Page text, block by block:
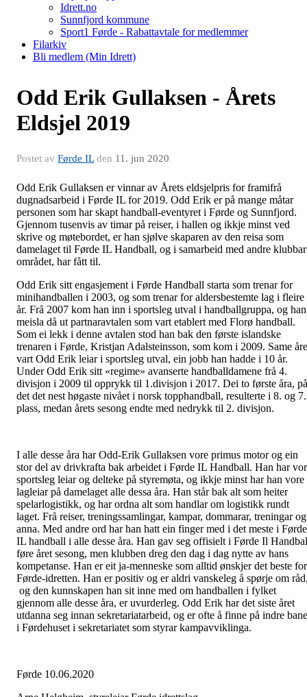
Idrett.no
Sunnfjord kommune
Sport1 Førde - Rabattavtale for medlemmer
Filarkiv
Bli medlem (Min Idrett)
Odd Erik Gullaksen - Årets
Eldsjel 2019
Postet av Førde ILden 11. jun 2020
Odd Erik Gullaksen er vinnar av Årets eldsjelpris for framifrå
dugnadsarbeid i Førde IL for 2019. Odd Erik er på mange måtar
personen som har skapt handball-eventyret i Førde og Sunnfjord.
Gjennom tusenvis av timar på reiser, i hallen og ikkje minst ved
skrive og møtebordet, er han sjølve skaparen av den reisa som
damelaget til Førde IL Handball, og i samarbeid med andre
området, har fått til.
Odd Erik sitt engasjement i Førde Handball starta som trenar for
minihandballen i 2003, og som trenar for aldersbestemte lag i fleire
år. Frå 2007 kom han inn i sportsleg utval i handballgruppa, og han
meisla då ut partnaravtalen som vart etablert med Florø handball.
Som ei lekk i denne avtalen stod han bak den første islandske
trenaren i Førde, Kristjan Adalsteinsson, som kom i 2009. Same
vart Odd Erik leiar i sportsleg utval, ein jobb han hadde i 10 år.
Under Odd Erik sitt «regime» avanserte handballdamene frå 4.
divisjon i 2009 til opprykk til 1.divisjon i 2017. Dei to første åra, på
det det nest høgaste nivået i norsk topphandball, resulterte i 8. og 7.
plass, medan årets sesong endte med nedrykk til 2. divisjon.
I alle desse åra har Odd-Erik Gullaksen vore primus motor og ein
stor del av drivkrafta bak arbeidet i Førde IL Handball. Han har
sportsleg leiar og delteke på styremøta, og ikkje minst har han vore
lagleiar på damelaget alle dessa åra. Han står bak alt som heiter
spelarlogistikk, og har ordna alt som handlar om logistikk rundt
laget. Frå reiser, treningssamlingar, kampar, dommarar, treningar og
anna. Med andre ord har han hatt ein finger med i det meste i Førde
IL handball i alle desse åra. Han gav seg offisielt i Førde Il
føre året sesong, men klubben dreg den dag i dag nytte av hans
kompetanse. Han er eit ja-menneske som alltid ønskjer det beste for
Førde-idretten. Han er positiv og er aldri vanskeleg å spørje om
og den kunnskapen han sit inne med om handballen i fylket
gjennom alle desse åra, er uvurderleg. Odd Erik har det siste året
utdanna seg innan sekretariatarbeid, og er ofte å finne på indre bane
i Førdehuset i sekretariatet som styrar kampavviklinga.
Førde 10.06.2020